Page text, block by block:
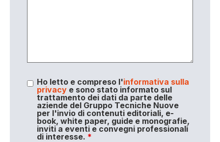
Ho letto e compreso l'informativa sulla
privacye sono stato informato sul
trattamento dei dati da parte delle
aziende del Gruppo Tecniche Nuove
per l'invio di contenuti editoriali, e-
book, white paper, guide e monografie,
inviti a eventi e convegni professionali
di interesse. *